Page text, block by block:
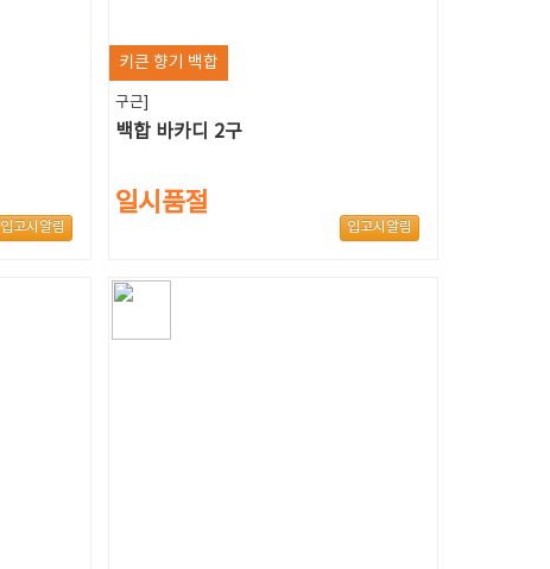
입고시알림
키큰 향기 백합
구근]
백합 바카디 2구
일시품절
입고시알림